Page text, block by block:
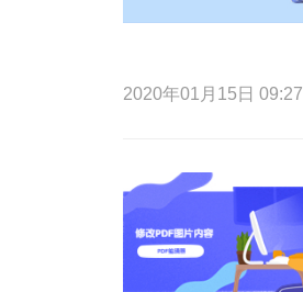
2020年01月15日 09:27